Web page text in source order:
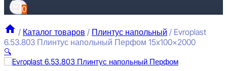
0
/ Каталог товаров / Плинтус напольный / Evroplast
6.53.803 Плинтус напольный Перфом 15x100x2000
🔍